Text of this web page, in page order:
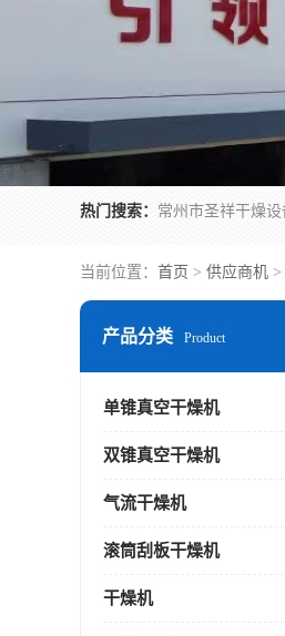
热门搜索：
当前位置： 首页 > 供应商机 >
产品分类 Product
单锥真空干燥机
双锥真空干燥机
气流干燥机
滚筒刮板干燥机
干燥机